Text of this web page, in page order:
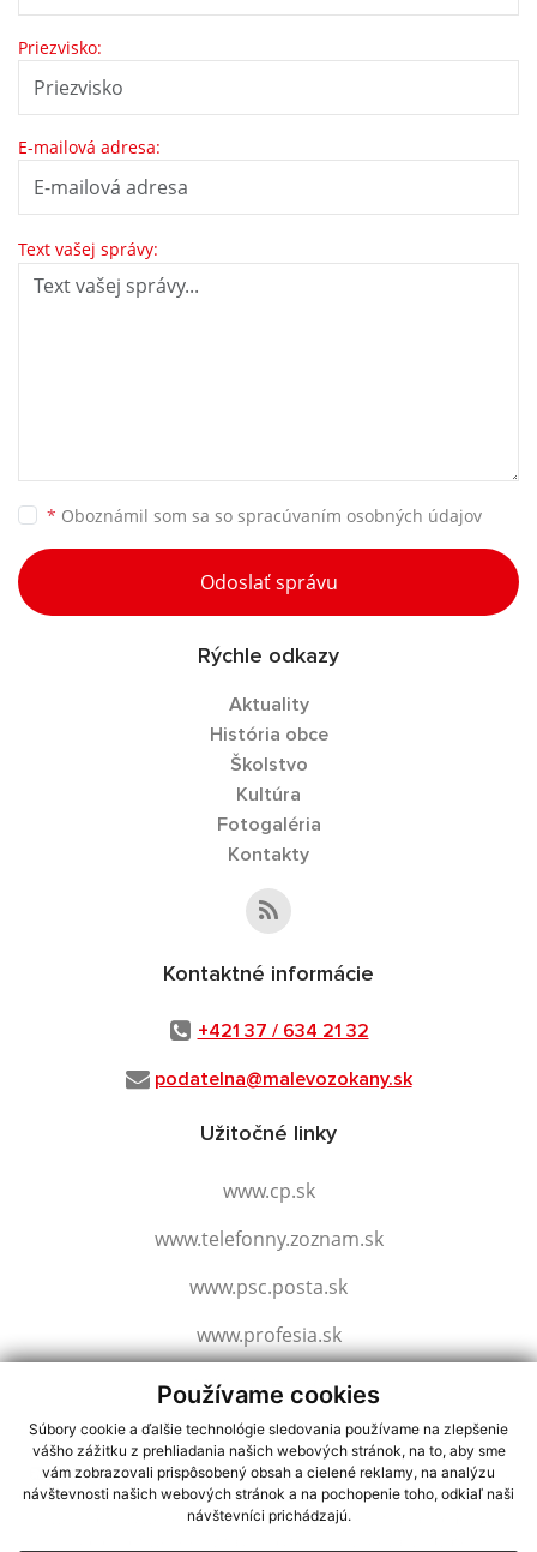
Používame cookies
Súbory cookie a ďalšie technológie sledovania používame na zlepšenie
vášho zážitku z prehliadania našich webových stránok, na to, aby sme
vám zobrazovali prispôsobený obsah a cielené reklamy, na analýzu
návštevnosti našich webových stránok a na pochopenie toho, odkiaľ naši
návštevníci prichádzajú.
Priezvisko:
E-mailová adresa:
Text vašej správy:
* Oboznámil som sa so spracúvaním osobných údajov
Odoslať správu
Rýchle odkazy
Aktuality
História obce
Školstvo
Kultúra
Fotogaléria
Kontakty
Kontaktné informácie
+421 37 / 634 21 32
podatelna@malevozokany.sk
Užitočné linky
www.cp.sk
www.telefonny.zoznam.sk
www.psc.posta.sk
www.profesia.sk
www.slovensko.sk
využite možnosť získavania aktuálnych informácií s využitím RSS
CMS systém (redakčný) systém ECHELON 2,Mapa stránok,web portál
webex.digital, s.r.o.,domény,registrácia domény